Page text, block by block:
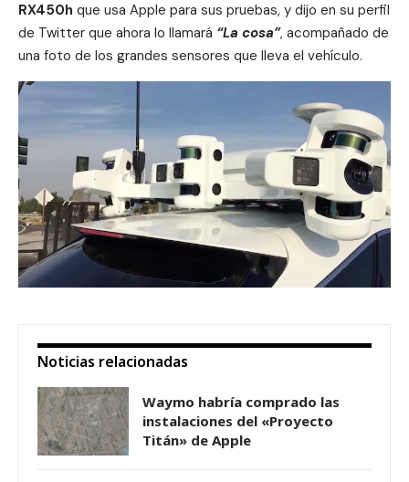
RX450h que usa Apple para sus pruebas, y dijo en su perfil
de Twitter que ahora lo llamará “La cosa”, acompañado de
una foto de los grandes sensores que lleva el vehículo.
Noticias relacionadas
Waymo habría comprado las
instalaciones del «Proyecto
Titán» de Apple